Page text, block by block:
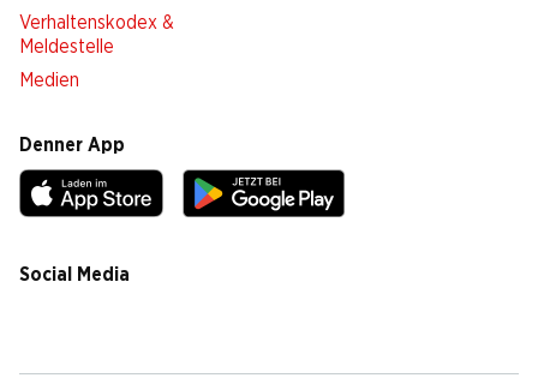
Verhaltenskodex &
Meldestelle
Medien
Denner App
Social Media